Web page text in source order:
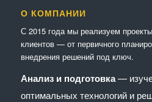
О КОМПАНИИ
С 2015 года мы реализуем
клиентов — от первичного
внедрения решений под ключ.
Анализ и подготовка—
оптимальных технологий и